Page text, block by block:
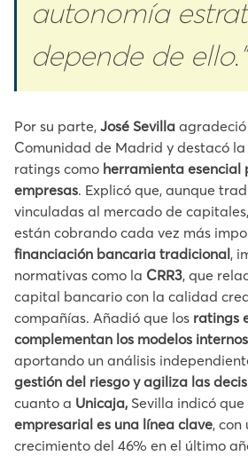
autonomía
depende de ello.”
Por su parte, José Sevilla
Comunidad de Madrid y destacó
ratings como herramienta esencial
empresas. Explicó que, aunque
vinculadas al mercado de
están cobrando cada vez más
financiación bancaria tradicional,
normativas como la CRR3, que
capital bancario con la calidad
compañías. Añadió que los ratings
complementan los modelos internos
aportando un análisis
gestión del riesgo y agiliza las
cuanto a Unicaja, Sevilla indicó que
empresarial es una línea clave, con
crecimiento del 46% en el último